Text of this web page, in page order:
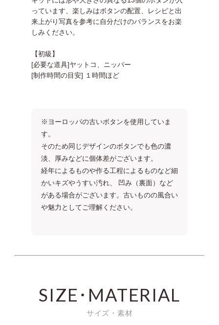
っています、楽しみはボタンの配置、レシピと出
来上がり写真を参考に自分だけのバランスをお楽
しみください。
【初級】
[必要な道具]ヤットコ、ニッパー
[制作時間の目安] １時間ほど
※ヨーロッパの古いボタンを使用していま
す。
そのため同じデザインのボタンでも色の濃
淡、厚みなどに個体差がございます。
経年によるものや作る工程によるものなど細
かいキズやうすい汚れ、 凹み（裏面）など
がある場合がございます。古いものの風合い
や魅力としてご理解ください。
SIZE･MATERIAL
サイズ・素材